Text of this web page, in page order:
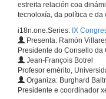
estreita relación coa
tecnoloxía, da política e da
i18n.one.Series: IX
Presenta: Ramón
Presidente do Consello da
Jean-François Botrel
Profesor emérito,
Organiza: Burghard
Presidente e coordinador